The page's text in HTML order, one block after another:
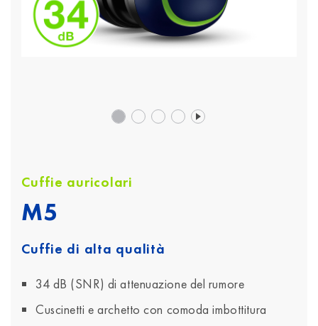
Cuffie auricolari
M5
Cuffie di alta qualità
34 dB (SNR) di attenuazione del rumore
Cuscinetti e archetto con comoda imbottitura